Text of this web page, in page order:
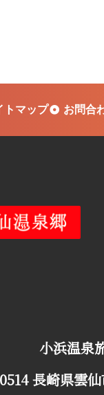
トマップ お問合
小浜温泉
長崎県雲